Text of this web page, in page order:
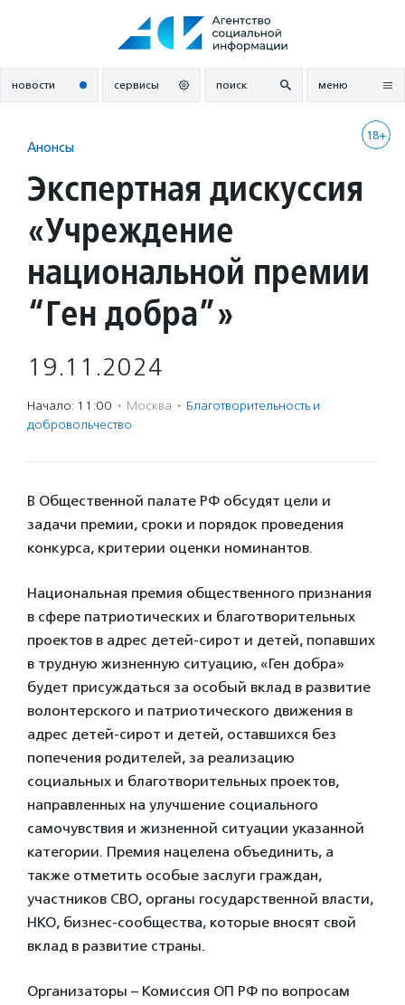
новости сервисы поиск меню
18+
Анонсы
Экспертная дискуссия
«Учреждение
национальной премии
“Ген добра”»
19.11.2024
Начало: 11:00 · Москва · Благотвори­тель­ность и
доброволь­чест­во
В Общественной палате РФ обсудят цели и
задачи премии, сроки и порядок проведения
конкурса, критерии оценки номинантов.
Национальная премия общественного признания
в сфере патриотических и благотворительных
проектов в адрес детей-сирот и детей, попавших
в трудную жизненную ситуацию, «Ген добра»
будет присуждаться за особый вклад в развитие
волонтерского и патриотического движения в
адрес детей-сирот и детей, оставшихся без
попечения родителей, за реализацию
социальных и благотворительных проектов,
направленных на улучшение социального
самочувствия и жизненной ситуации указанной
категории. Премия нацелена объединить, а
также отметить особые заслуги граждан,
участников СВО, органы государственной власти,
НКО, бизнес-сообщества, которые вносят свой
вклад в развитие страны.
Организаторы – Комиссия ОП РФ по вопросам